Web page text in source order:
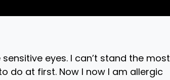
eyes. I can’t stand the most
do at first. Now I now I am allergic